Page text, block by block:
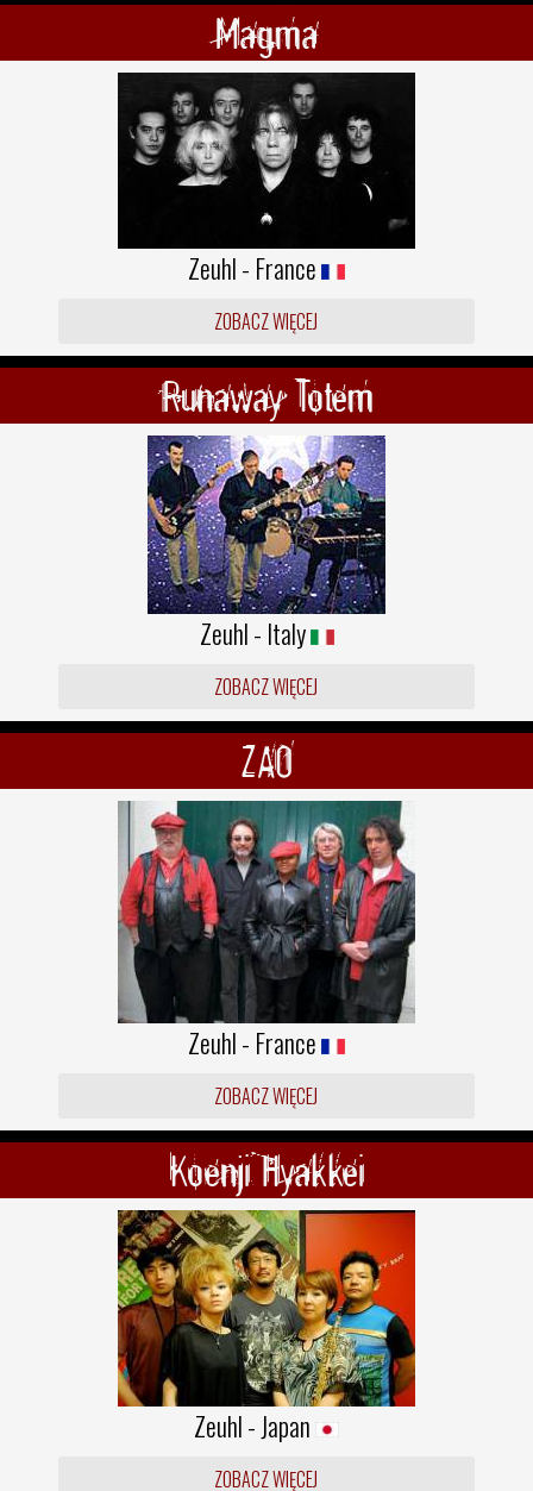
Magma
Zeuhl - France
ZOBACZ WIĘCEJ
Runaway Totem
Zeuhl - Italy
ZOBACZ WIĘCEJ
ZAO
Zeuhl - France
ZOBACZ WIĘCEJ
Koenji Hyakkei
Zeuhl - Japan
ZOBACZ WIĘCEJ